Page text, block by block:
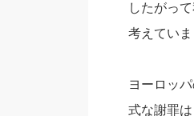
したがっ
考えていま
ヨーロッ
式な謝罪